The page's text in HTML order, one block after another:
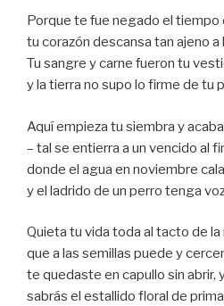
Porque te fue negado el tiempo
tu corazón descansa tan ajeno a
Tu sangre y carne fueron tu
y la tierra no supo lo firme de tu
Aquí empieza tu siembra y
– tal se entierra a un vencido al
donde el agua en noviembre
y el ladrido de un perro tenga
Quieta tu vida toda al tacto de la
que a las semillas puede y
te quedaste en capullo sin abrir,
sabrás el estallido floral de